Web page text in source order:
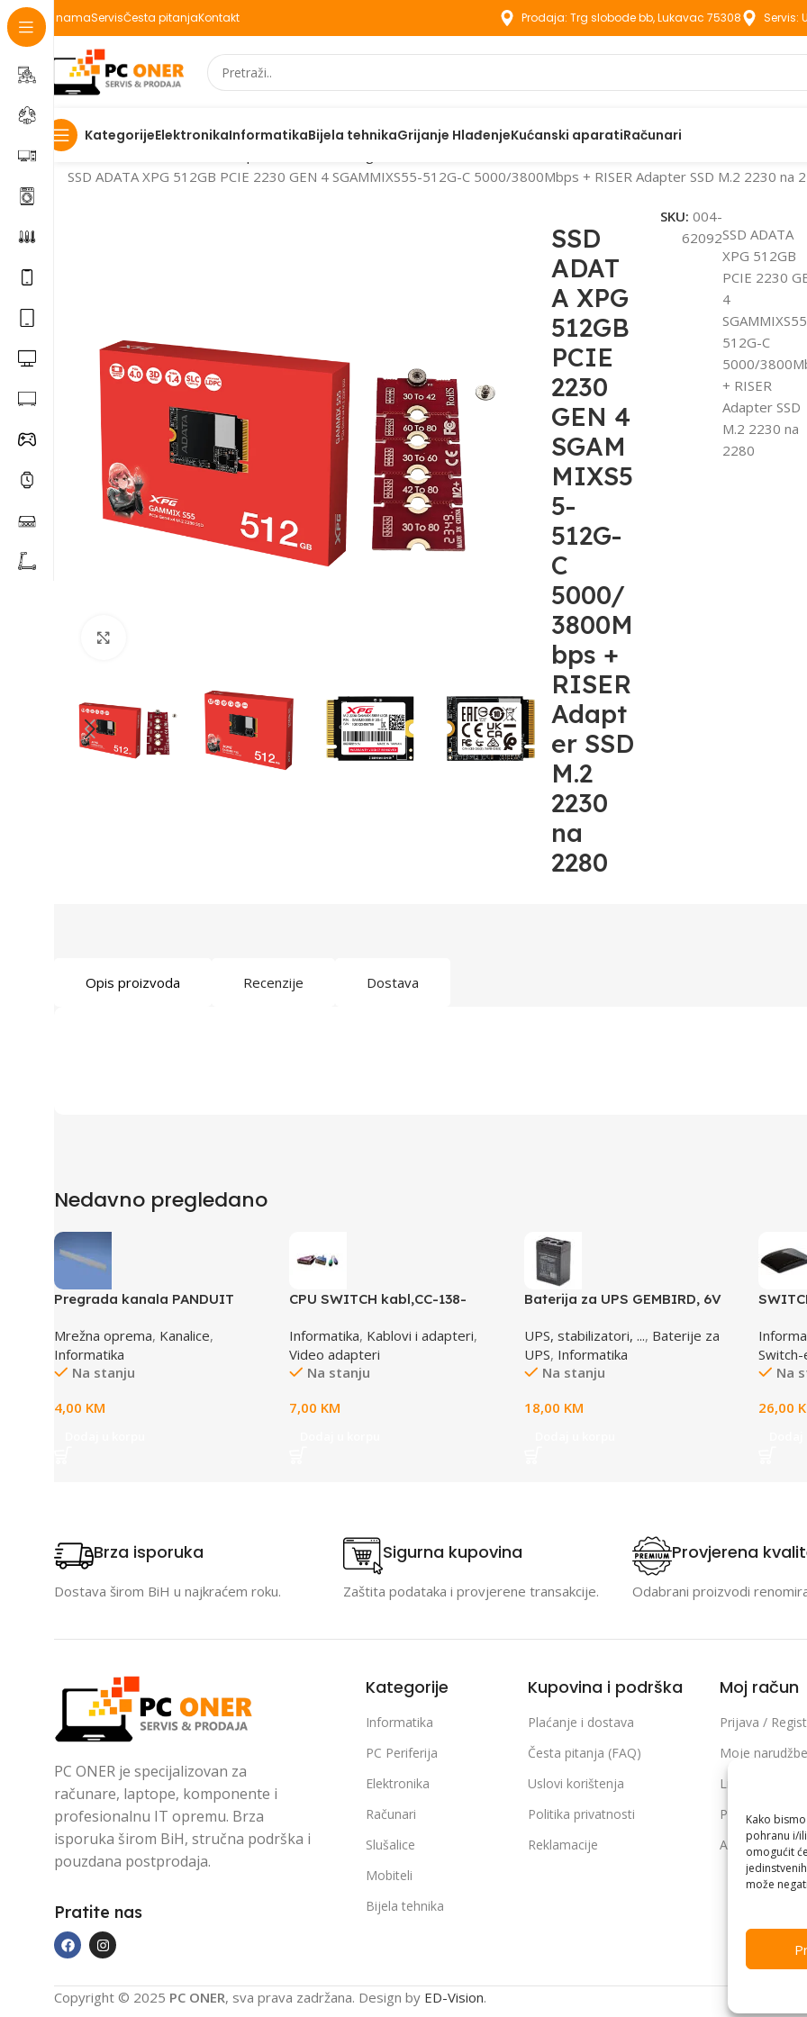
Kako
pohranu i/
omogućit
može
O namaServisČesta pitanjaKontakt Prodaja: Trg slobode bb, Lukavac 75308 Servis:
KategorijeElektronikaInformatikaBijela tehnikaGrijanje HlađenjeKućanski aparatiRačunari
Početna
SSD ADATA XPG 512GB PCIE 2230 GEN 4 SGAMMIXS55-512G-C 5000/3800Mbps + RISER Adapter SSD M.2 2230 na
SSD
ADAT
A XPG
512GB
PCIE
2230
GEN 4
SGAM
MIXS5
5-
512G-
C
5000/
3800M
bps +
RISER
Adapt
er SSD
M.2
2230
na
2280
SKU: 004-
62092SSD ADATA
XPG 512GB
PCIE 2230
4
512G-C
5000/
+ RISER
Adapter SSD
M.2 2230 na
2280
Opis proizvoda Recenzije Dostava
Nedavno pregledano
Pregrada kanala PANDUIT
Mrežna oprema, Kanalice,
Informatika
Na stanju
4,00 KM
CPU SWITCH kabl,CC-138-
Informatika, Kablovi i adapteri,
Video adapteri
Na stanju
7,00 KM
Baterija za UPS GEMBIRD, 6V
UPS, stabilizatori, ..., Baterije za
UPS, Informatika
Na stanju
18,00 KM
Switch-
Na
26,00
Brza isporuka
Dostava širom BiH u najkraćem roku.
Sigurna kupovina
Zaštita podataka i provjerene transakcije.
Provjerena
Odabrani proizvodi
PC ONER je specijalizovan za
računare, laptope, komponente i
profesionalnu IT opremu. Brza
isporuka širom BiH, stručna podrška i
pouzdana postprodaja.
Pratite nas
Kategorije
Informatika
PC Periferija
Elektronika
Računari
Slušalice
Mobiteli
Bijela tehnika
Kupovina i podrška
Plaćanje i dostava
Česta pitanja (FAQ)
Uslovi korištenja
Politika privatnosti
Reklamacije
Moj račun
Prijava /
Moje narudžbe
Lista želja
Poređenje
Adrese i
Copyright © 2025 PC ONER, sva prava zadržana. Design by ED-Vision.